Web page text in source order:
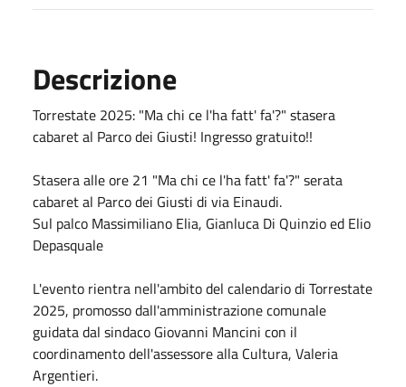
Descrizione
Torrestate 2025: "Ma chi ce l'ha fatt' fa'?" stasera
cabaret al Parco dei Giusti! Ingresso gratuito!!
Stasera alle ore 21 "Ma chi ce l'ha fatt' fa'?" serata
cabaret al Parco dei Giusti di via Einaudi.
Sul palco Massimiliano Elia, Gianluca Di Quinzio ed Elio
Depasquale
L'evento rientra nell'ambito del calendario di Torrestate
2025, promosso dall'amministrazione comunale
guidata dal sindaco Giovanni Mancini con il
coordinamento dell'assessore alla Cultura, Valeria
Argentieri.